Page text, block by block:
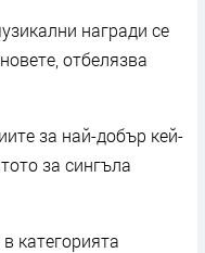
награди се
отбелязва
за най-добър кей-
за сингъла
категорията